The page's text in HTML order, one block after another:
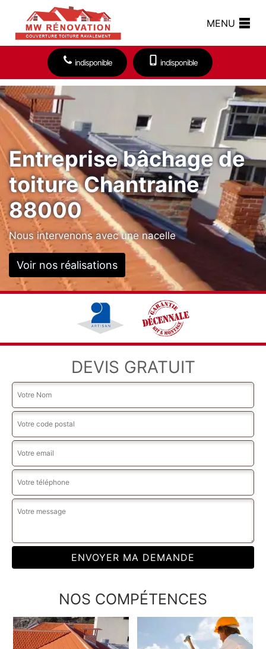
MENU
indisponible indisponible
Entreprise bâchage de
toiture Chantraine
88000
Nous intervenons avec une nacelle
Voir nos réalisations
DEVIS GRATUIT
NOS COMPÉTENCES